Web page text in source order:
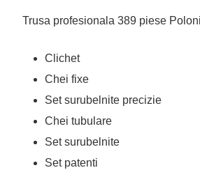
Trusa profesionala 389 piese
Clichet
Chei fixe
Set surubelnite precizie
Chei tubulare
Set surubelnite
Set patenti